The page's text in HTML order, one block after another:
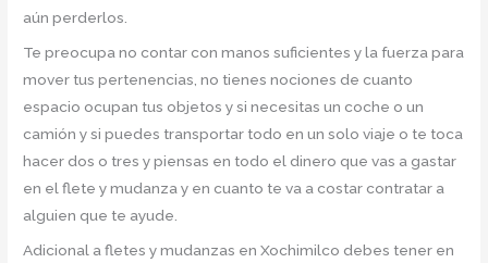
aún perderlos.
Te preocupa no contar con manos suficientes y la fuerza para
mover tus pertenencias, no tienes nociones de cuanto
espacio ocupan tus objetos y si necesitas un coche o un
camión y si puedes transportar todo en un solo viaje o te toca
hacer dos o tres y piensas en todo el dinero que vas a gastar
en el flete y mudanza y en cuanto te va a costar contratar a
alguien que te ayude.
Adicional a fletes y mudanzas en Xochimilco debes tener en